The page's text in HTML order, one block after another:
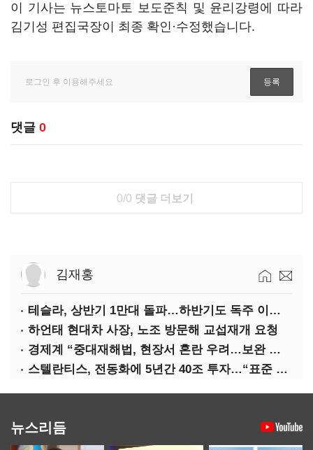
이 기사는 뉴스토마토 보도준칙 및 윤리강령에 따라
김기성 편집국장이 최종 확인·수정했습니다.
댓글 0
0/0 댓글 더보기
김재홍
테슬라, 상반기 1만대 돌파…하반기도 독주 이어질까
하언태 현대차 사장, 노조 방문해 교섭재개 요청
경제계 “중대재해법, 현장서 혼란 우려…보완 필요”
스텔란티스, 전동화에 5년간 40조 투자…“표준 제시”
뉴스리듬